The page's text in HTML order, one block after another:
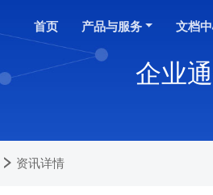
首页 产品与服务 文档
企业
资讯详情